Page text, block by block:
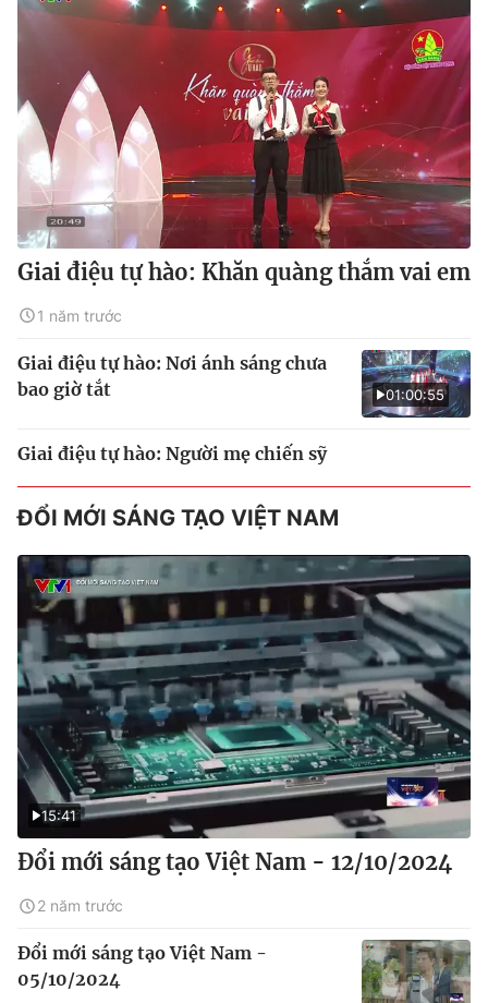
Giai điệu tự hào: Khăn quàng thắm vai em
1 năm trước
01:00:55
Giai điệu tự hào: Nơi ánh sáng chưa
bao giờ tắt
Giai điệu tự hào: Người mẹ chiến sỹ
ĐỔI MỚI SÁNG TẠO VIỆT NAM
15:41
Đổi mới sáng tạo Việt Nam - 12/10/2024
2 năm trước
Đổi mới sáng tạo Việt Nam -
05/10/2024